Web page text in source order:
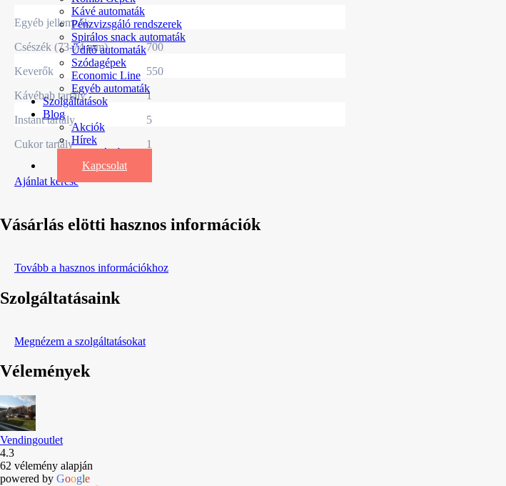
Kávé automaták
Pénzvizsgáló rendszerek
Spirálos snack automaták
Üdítő automaták
Szódagépek
Economic Line
Egyéb automaták
Szolgáltatások
Blog
Akciók
Hírek
Információk
Kapcsolat
Egyéb jellemzők
Csészék (73-74 mm)
700
Keverők
550
Kávébab tartály
1
Instant tartály
5
Cukor tartály
1
Ajánlat kérése
Vásárlás elötti hasznos információk
Tovább a hasznos információkhoz
Szolgáltatásaink
Megnézem a szolgáltatásokat
Vélemények
Vendingoutlet
4.3
62 vélemény alapján
powered by Google